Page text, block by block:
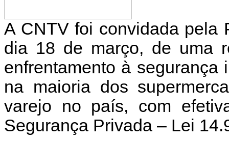
A CNTV foi convidada pela
dia 18 de março, de uma
enfrentamento à segurança
na maioria dos
varejo no país, com
Segurança Privada – Lei